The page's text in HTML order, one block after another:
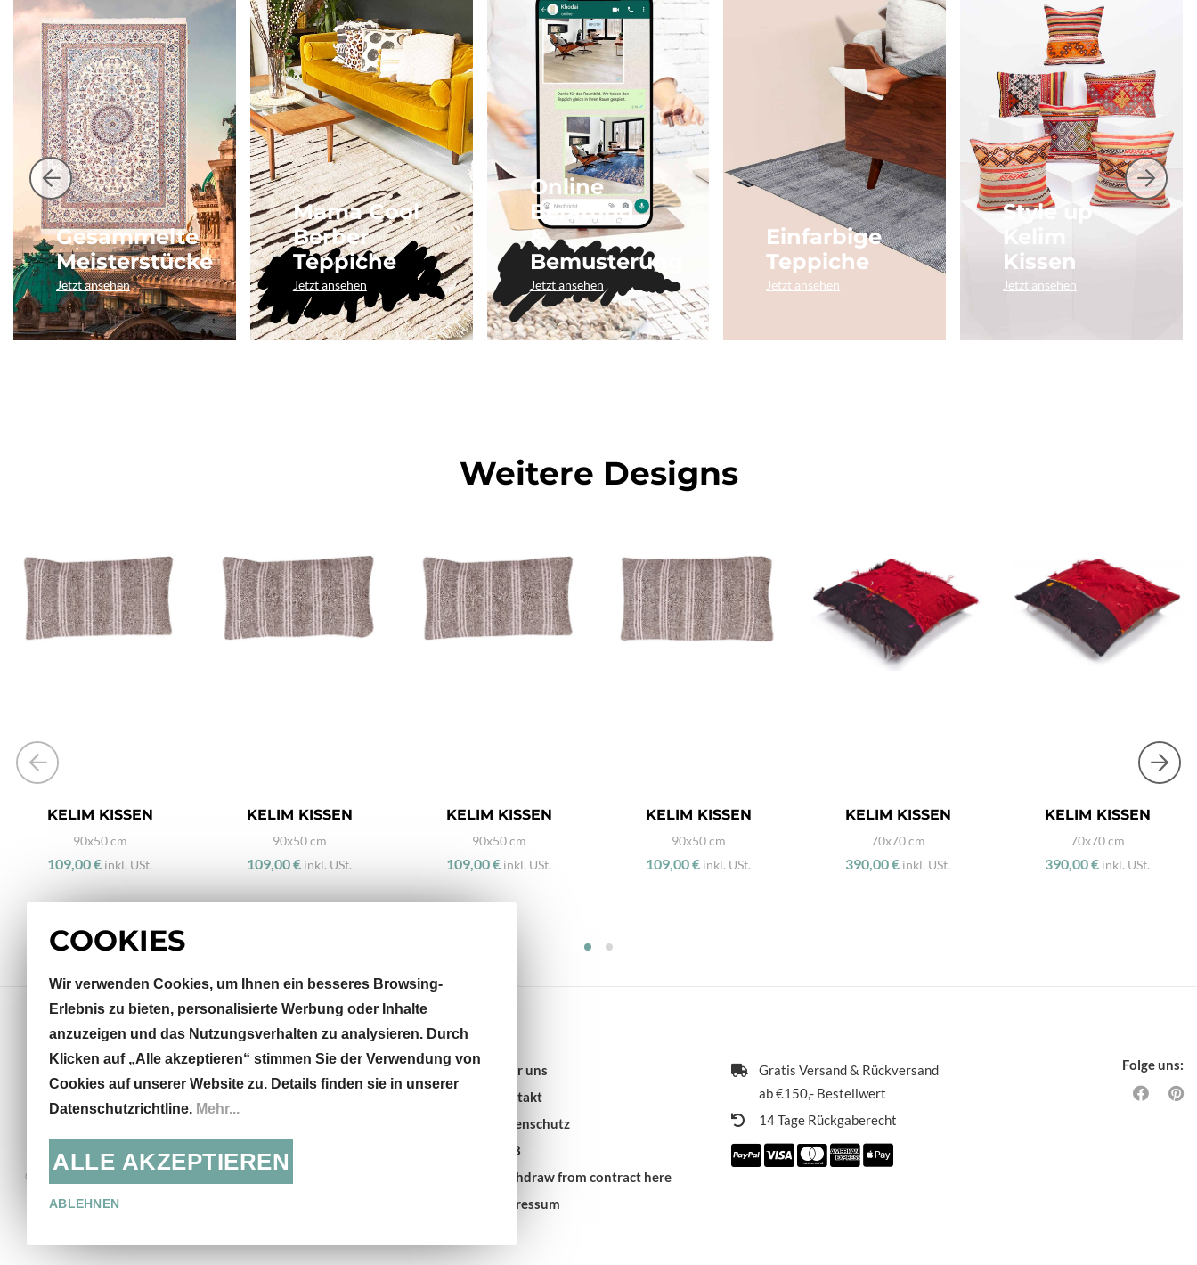
Gesammelte
Meisterstücke
Jetzt ansehen
Mama Cool
Berber
Teppiche
Jetzt ansehen
Online
Beratung
&
Bemusterung
Jetzt ansehen
Einfarbige
Teppiche
Jetzt ansehen
Style up
Kelim
Kissen
Jetzt ansehen
Weitere Designs
KELIM KISSEN
90x50 cm
109,00 € inkl. USt.
KELIM KISSEN
90x50 cm
109,00 € inkl. USt.
KELIM KISSEN
90x50 cm
109,00 € inkl. USt.
KELIM KISSEN
90x50 cm
109,00 € inkl. USt.
KELIM KISSEN
70x70 cm
390,00 € inkl. USt.
KELIM KISSEN
70x70 cm
390,00 € inkl. USt.
COOKIES
Wir verwenden Cookies, um Ihnen ein besseres Browsing-
Erlebnis zu bieten, personalisierte Werbung oder Inhalte
anzuzeigen und das Nutzungsverhalten zu analysieren. Durch
Klicken auf „Alle akzeptieren“ stimmen Sie der Verwendung von
Cookies auf unserer Website zu. Details finden sie in unserer
Datenschutzrichtline. Mehr...
ALLE AKZEPTIEREN
ABLEHNEN
© KHODAI - Handmade Carpets
+43 662 871435
Über uns
Kontakt
Datenschutz
AGB
Withdraw from contract here
Impressum
Gratis Versand & Rückversand
ab €150,- Bestellwert
14 Tage Rückgaberecht
Folge uns: